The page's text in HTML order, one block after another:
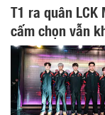
T1 ra quân
cấm chọn vẫn